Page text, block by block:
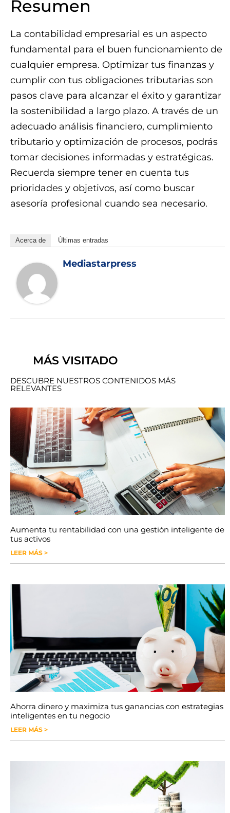
Resumen
La contabilidad empresarial es un aspecto
fundamental para el buen funcionamiento de
cualquier empresa. Optimizar tus finanzas y
cumplir con tus obligaciones tributarias son
pasos clave para alcanzar el éxito y garantizar
la sostenibilidad a largo plazo. A través de un
adecuado análisis financiero, cumplimiento
tributario y optimización de procesos, podrás
tomar decisiones informadas y estratégicas.
Recuerda siempre tener en cuenta tus
prioridades y objetivos, así como buscar
asesoría profesional cuando sea necesario.
Acerca de Últimas entradas
Mediastarpress
MÁS VISITADO
DESCUBRE NUESTROS CONTENIDOS MÁS
RELEVANTES
Aumenta tu rentabilidad con una gestión inteligente de
tus activos
LEER MÁS >
Ahorra dinero y maximiza tus ganancias con estrategias
inteligentes en tu negocio
LEER MÁS >